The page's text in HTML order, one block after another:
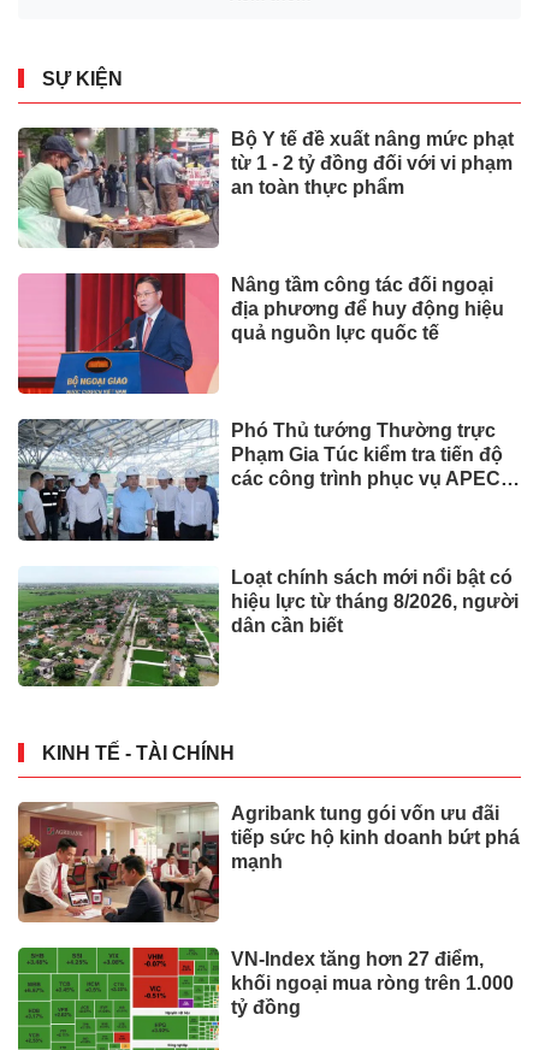
SỰ KIỆN
Bộ Y tế đề xuất nâng mức phạt
từ 1 - 2 tỷ đồng đối với vi phạm
an toàn thực phẩm
Nâng tầm công tác đối ngoại
địa phương để huy động hiệu
quả nguồn lực quốc tế
Phó Thủ tướng Thường trực
Phạm Gia Túc kiểm tra tiến độ
các công trình phục vụ APEC
Loạt chính sách mới nổi bật có
hiệu lực từ tháng 8/2026, người
dân cần biết
KINH TẾ - TÀI CHÍNH
Agribank tung gói vốn ưu đãi
tiếp sức hộ kinh doanh bứt phá
mạnh
VN-Index tăng hơn 27 điểm,
khối ngoại mua ròng trên 1.000
tỷ đồng